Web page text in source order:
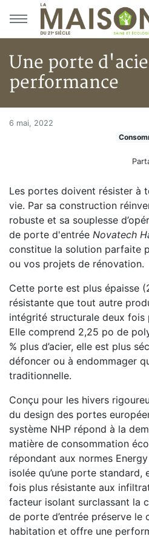
Aller au menu principal
Aller au contenu principal
Une porte
performance
Accueil
Une porte d'acier à haute
Une porte
6 mai, 2022
Les portes doivent résister à
vie. Par sa construction
robuste et sa souplesse
de porte d'entrée Novatech
constitue la solution parfaite
ou vos projets de rénovation.
Cette porte est plus épaisse
résistante que tout autre
intégrité structurale deux fois
Elle comprend 2,25 po de
% plus d’acier, elle est plus
défoncer ou à endommager
traditionnelle.
Conçu pour les hivers
du design des portes
système NHP répond à la
matière de consommation
répondant aux normes
isolée qu’une porte standard,
fois plus résistante aux
facteur isolant surclassant la
de porte d’entrée préserve
habitation et offre une